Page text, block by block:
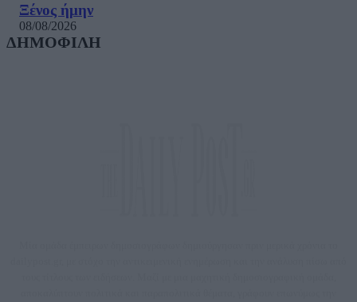
Ξένος ήμην
08/08/2026
ΔΗΜΟΦΙΛΗ